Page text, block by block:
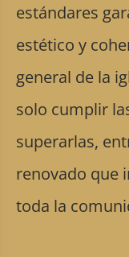
estándares
estético y
general de la
solo cumplir
superarlas,
renovado que
toda la